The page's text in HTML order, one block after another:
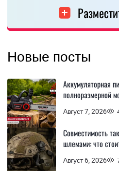
Новые посты
Август 7, 2026
Аккумуляторная
полноразмерной
Август 6, 2026
Совместимость
шлемами: что